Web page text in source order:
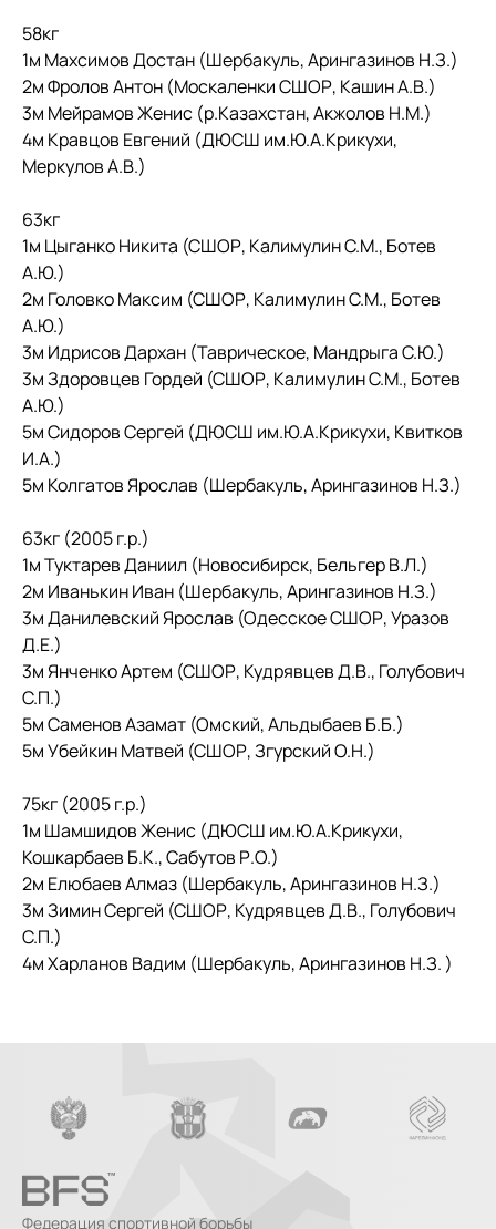
58кг
1м Махсимов Достан (Шербакуль, Арингазинов Н.З.)
2м Фролов Антон (Москаленки СШОР, Кашин А.В.)
3м Мейрамов Женис (р.Казахстан, Акжолов Н.М.)
4м Кравцов Евгений (ДЮСШ им.Ю.А.Крикухи,
Меркулов А.В.)
63кг
1м Цыганко Никита (СШОР, Калимулин С.М., Ботев
А.Ю.)
2м Головко Максим (СШОР, Калимулин С.М., Ботев
А.Ю.)
3м Идрисов Дархан (Таврическое, Мандрыга С.Ю.)
3м Здоровцев Гордей (СШОР, Калимулин С.М., Ботев
А.Ю.)
5м Сидоров Сергей (ДЮСШ им.Ю.А.Крикухи, Квитков
И.А.)
5м Колгатов Ярослав (Шербакуль, Арингазинов Н.З.)
63кг (2005 г.р.)
1м Туктарев Даниил (Новосибирск, Бельгер В.Л.)
2м Иванькин Иван (Шербакуль, Арингазинов Н.З.)
3м Данилевский Ярослав (Одесское СШОР, Уразов
Д.Е.)
3м Янченко Артем (СШОР, Кудрявцев Д.В., Голубович
С.П.)
5м Саменов Азамат (Омский, Альдыбаев Б.Б.)
5м Убейкин Матвей (СШОР, Згурский О.Н.)
75кг (2005 г.р.)
1м Шамшидов Женис (ДЮСШ им.Ю.А.Крикухи,
Кошкарбаев Б.К., Сабутов Р.О.)
2м Елюбаев Алмаз (Шербакуль, Арингазинов Н.З.)
3м Зимин Сергей (СШОР, Кудрявцев Д.В., Голубович
С.П.)
4м Харланов Вадим (Шербакуль, Арингазинов Н.З. )
Федерация спортивной борьбы